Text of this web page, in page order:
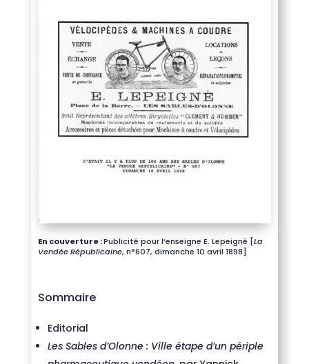
En couverture :Publicité pour l’enseigne E. Lepeigné [La
Vendée Républicaine, n°607, dimanche 10 avril 1898]
Sommaire
Editorial
Les Sables d’Olonne : Ville étape d’un périple